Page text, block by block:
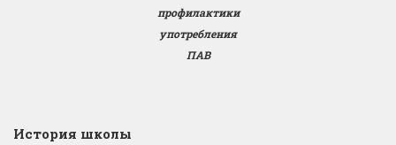
профилактики
употребления
ПАВ
История школы